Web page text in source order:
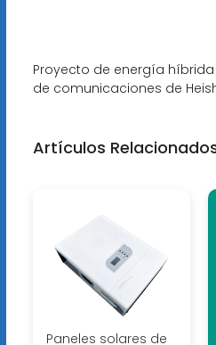
Proyecto de energía
de comunicaciones de
Artículos
Paneles solares de